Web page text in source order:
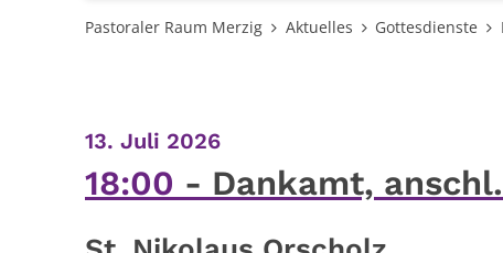
Pastoraler Raum Merzig Aktuelles Gottesdienste
13. Juli 2026:
18:00 Dankamt,